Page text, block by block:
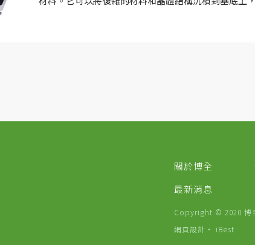
關於博全
最新消息
Copyright © 2020 博
網頁設計 ‧ iBest